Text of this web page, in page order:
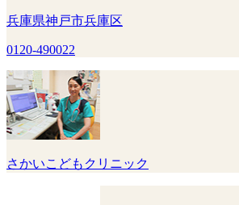
兵庫県神戸市兵庫区
0120-490022
さかいこどもクリニック